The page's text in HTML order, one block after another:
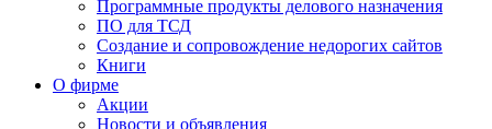
Программные продукты делового назначения
ПО для ТСД
Создание и сопровождение недорогих сайтов
Книги
О фирме
Акции
Новости и объявления